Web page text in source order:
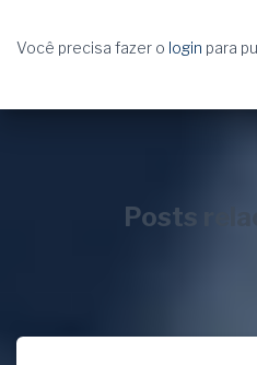
Você precisa fazer o login para
Posts